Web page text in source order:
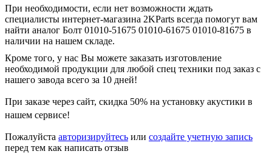
При необходимости, если нет возможности ждать
специалисты интернет-магазина 2KParts всегда помогут вам
найти аналог Болт 01010-51675 01010-61675 01010-81675 в
наличии на нашем складе.
Кроме того, у нас Вы можете заказать изготовление
необходимой продукции для любой спец техники под заказ с
нашего завода всего за 10 дней!
При заказе через сайт, скидка 50% на установку акустики в
нашем сервисе!
Пожалуйста авторизируйтесь или создайте учетную запись
перед тем как написать отзыв